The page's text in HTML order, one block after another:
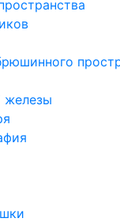
железы